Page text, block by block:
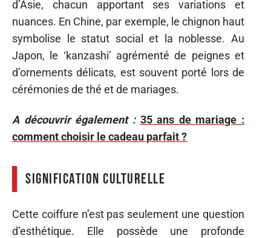
d’Asie, chacun apportant ses variations et
nuances. En Chine, par exemple, le chignon haut
symbolise le statut social et la noblesse. Au
Japon, le ‘kanzashi’ agrémenté de peignes et
d’ornements délicats, est souvent porté lors de
cérémonies de thé et de mariages.
A découvrir également : 35 ans de mariage :
comment choisir le cadeau parfait ?
Signification culturelle
Cette coiffure n’est pas seulement une question
d’esthétique. Elle possède une profonde